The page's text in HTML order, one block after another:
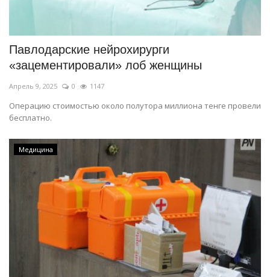
Павлодарские нейрохирурги
«зацементировали» лоб женщины
Апрель 9, 2025 0 1147
Операцию стоимостью около полутора миллиона тенге провели
бесплатно.
Медицина